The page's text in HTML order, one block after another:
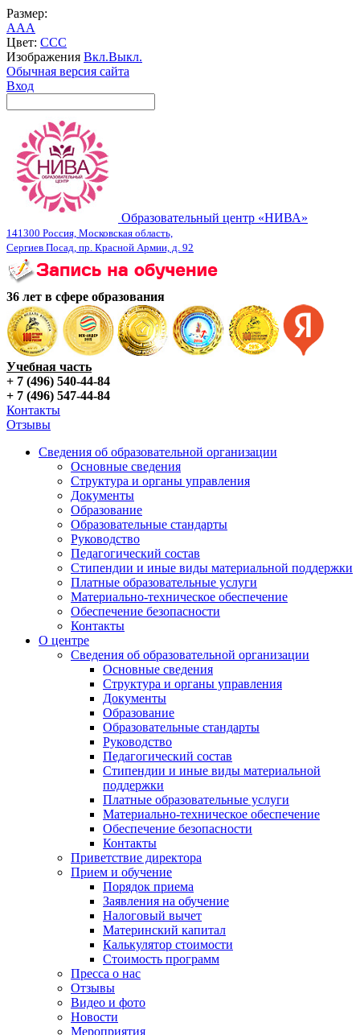
Размер:
AAA
Цвет: CCC
Изображения Вкл.Выкл.
Обычная версия сайта
Вход
Образовательный центр «НИВА»
141300 Россия, Московская область,
Сергиев Посад, пр. Красной Армии, д. 92
36 лет в сфере образования
Учебная часть
+ 7 (496) 540-44-84
+ 7 (496) 547-44-84
Контакты
Отзывы
Сведения об образовательной организации
Основные сведения
Структура и органы управления
Документы
Образование
Образовательные стандарты
Руководство
Педагогический состав
Стипендии и иные виды материальной поддержки
Платные образовательные услуги
Материально-техническое обеспечение
Обеспечение безопасности
Контакты
О центре
Сведения об образовательной организации
Основные сведения
Структура и органы управления
Документы
Образование
Образовательные стандарты
Руководство
Педагогический состав
Стипендии и иные виды материальной
поддержки
Платные образовательные услуги
Материально-техническое обеспечение
Обеспечение безопасности
Контакты
Приветствие директора
Прием и обучение
Порядок приема
Заявления на обучение
Налоговый вычет
Материнский капитал
Калькулятор стоимости
Стоимость программ
Пресса о нас
Отзывы
Видео и фото
Новости
Мероприятия